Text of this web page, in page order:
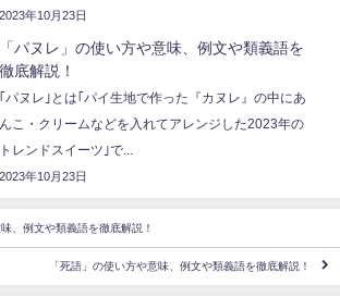
2023年10月23日
「パヌレ」の使い方や意味、例文や類義語を
徹底解説！
｢パヌレ｣とは｢パイ生地で作った『カヌレ』の中にあ
んこ・クリームなどを入れてアレンジした2023年の
トレンドスイーツ｣で...
2023年10月23日
、例文や類義語を徹底解説！
「死語」の使い方や意味、例文や類義語を徹底解説！